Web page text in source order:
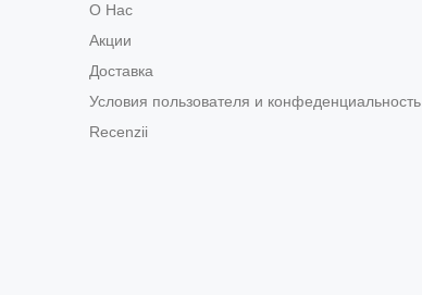
О Нас
Акции
Доставка
Условия пользователя и конфеденциальность
Recenzii